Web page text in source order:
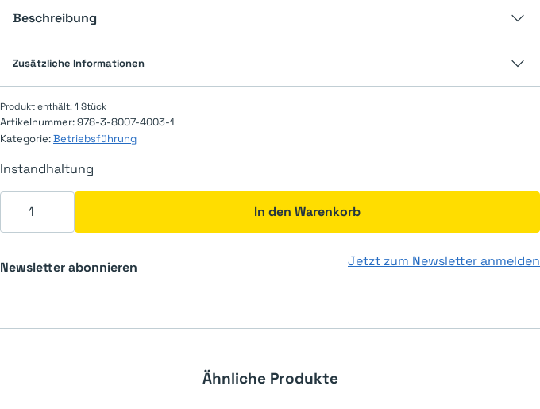
Beschreibung
Zusätzliche Informationen
Produkt enthält: 1 Stück
Artikelnummer:978-3-8007-4003-1
Kategorie:Betriebsführung
Instandhaltung
Instandhaltung Menge
In den Warenkorb
Newsletter abonnieren Jetzt zum Newsletter anmelden
Ähnliche Produkte